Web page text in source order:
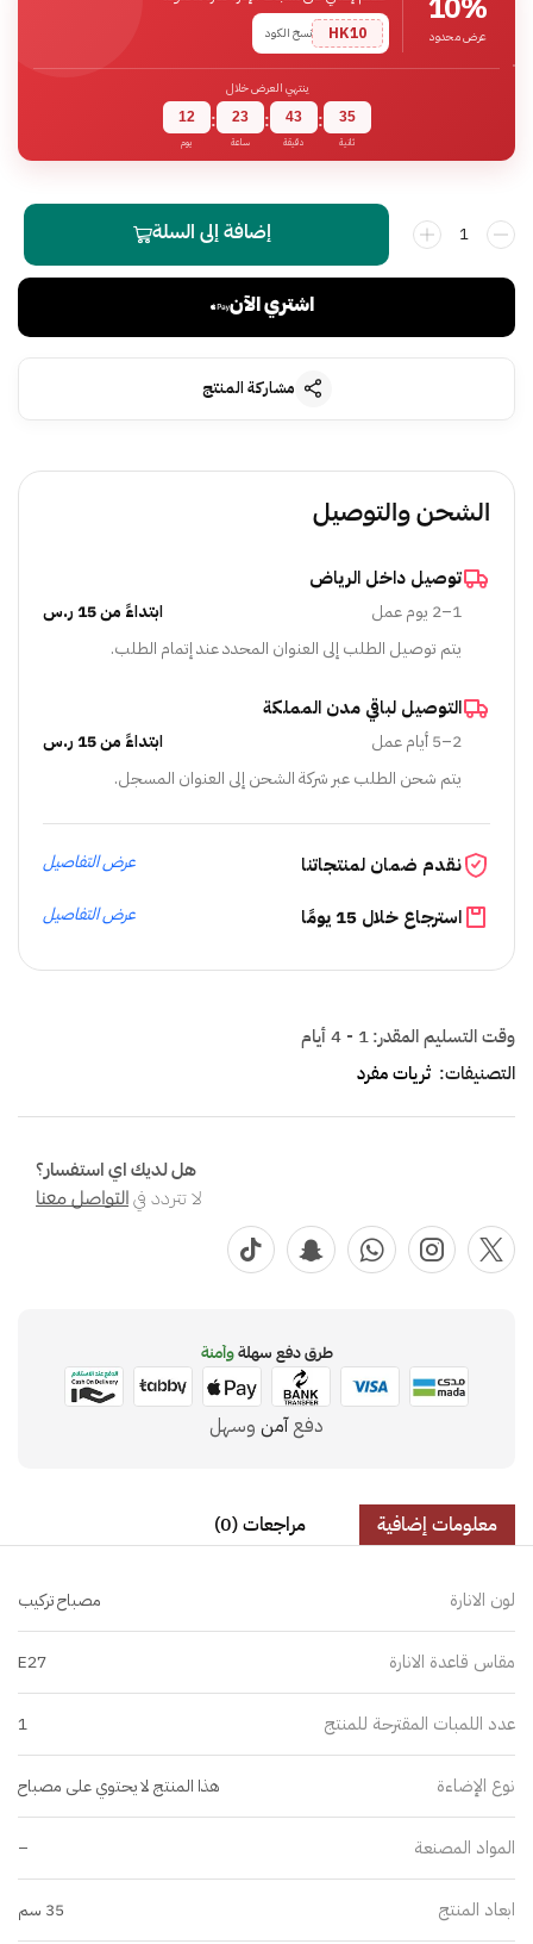
عرض محدود
HK10
نسخ الكود
ينتهي العرض خلال
12
يوم
: 23
ساعة
: 43
دقيقة
: 35
ثانية
إضافة إلى السلة
اشتري الآن
مشاركة المنتج
الشحن والتوصيل
توصيل داخل الرياض
1–2 يوم عمل
ابتداءً من 15 ر.س
يتم توصيل الطلب إلى العنوان المحدد عند إتمام الطلب.
التوصيل لباقي مدن المملكة
2–5 أيام عمل
ابتداءً من 15 ر.س
يتم شحن الطلب عبر شركة الشحن إلى العنوان المسجل.
نقدم ضمان لمنتجاتنا عرض التفاصيل
استرجاع خلال 15 يومًا عرض التفاصيل
وقت التسليم المقدر:1 - 4 أيام
التصنيفات: ثريات مفرد
هل لديك اي استفسار؟
لا تتردد فيالتواصل معنا
طرق دفع سهلةوآمنة
دفعآمن وسهل
معلومات إضافية مراجعات (0)
لون الانارة مصباح تركيب
مقاس قاعدة الانارة E27
عدد اللمبات المقترحة للمنتج 1
نوع الإضاءة هذا المنتج لا يحتوي على مصباح
المواد المصنعة –
ابعاد المنتج 35 سم